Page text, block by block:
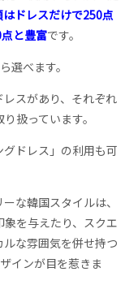
ドレスだけで250点
と豊富です。
選べます。
スがあり、それぞれ
扱っています。
ドレス」の利用も可
な韓国スタイルは、
を与えたり、スクエ
な雰囲気を併せ持つ
インが目を惹きま